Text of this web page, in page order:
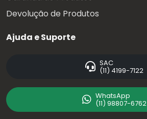
Devolução de Produtos
Ajuda e Suporte
SAC
(11) 4199-7122
WhatsApp
(11) 98807-6762